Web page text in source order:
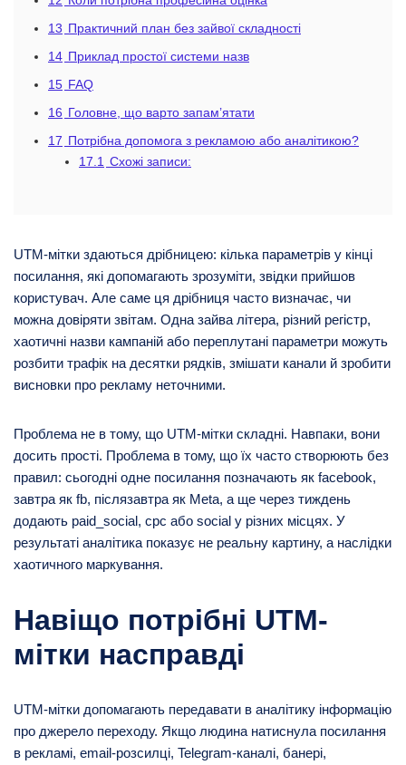
13 Практичний план без зайвої складності
14 Приклад простої системи назв
15 FAQ
16 Головне, що варто запам’ятати
17 Потрібна допомога з рекламою або аналітикою?
17.1 Схожі записи:
UTM-мітки здаються дрібницею: кілька параметрів у кінці
посилання, які допомагають зрозуміти, звідки прийшов
користувач. Але саме ця дрібниця часто визначає, чи
можна довіряти звітам. Одна зайва літера, різний регістр,
хаотичні назви кампаній або переплутані параметри можуть
розбити трафік на десятки рядків, змішати канали й зробити
висновки про рекламу неточними.
Проблема не в тому, що UTM-мітки складні. Навпаки, вони
досить прості. Проблема в тому, що їх часто створюють без
правил: сьогодні одне посилання позначають як facebook,
завтра як fb, післязавтра як Meta, а ще через тиждень
додають paid_social, cpc або social у різних місцях. У
результаті аналітика показує не реальну картину, а наслідки
хаотичного маркування.
Навіщо потрібні UTM-
мітки насправді
UTM-мітки допомагають передавати в аналітику інформацію
про джерело переходу. Якщо людина натиснула посилання
в рекламі, email-розсилці, Telegram-каналі, банері,